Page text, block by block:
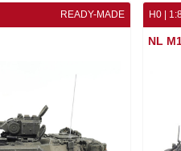
READY-MADE H0 |
NL